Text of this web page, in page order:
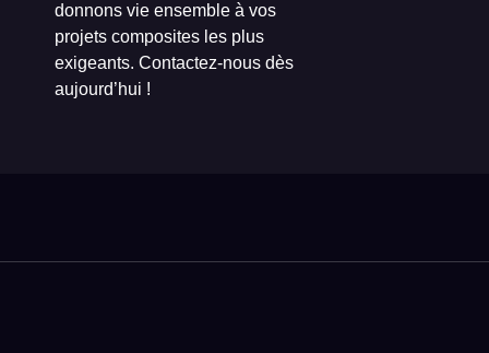
donnons vie ensemble à vos
projets composites les plus
exigeants. Contactez-nous dès
aujourd’hui !